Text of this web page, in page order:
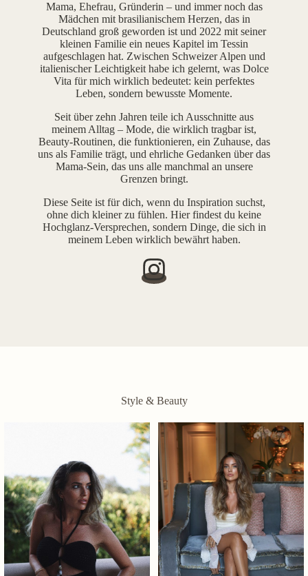
Mama, Ehefrau, Gründerin – und immer noch das
Mädchen mit brasilianischem Herzen, das in
Deutschland groß geworden ist und 2022 mit seiner
kleinen Familie ein neues Kapitel im Tessin
aufgeschlagen hat. Zwischen Schweizer Alpen und
italienischer Leichtigkeit habe ich gelernt, was Dolce
Vita für mich wirklich bedeutet: kein perfektes
Leben, sondern bewusste Momente.
Seit über zehn Jahren teile ich Ausschnitte aus
meinem Alltag – Mode, die wirklich tragbar ist,
Beauty-Routinen, die funktionieren, ein Zuhause, das
uns als Familie trägt, und ehrliche Gedanken über das
Mama-Sein, das uns alle manchmal an unsere
Grenzen bringt.
Diese Seite ist für dich, wenn du Inspiration suchst,
ohne dich kleiner zu fühlen. Hier findest du keine
Hochglanz-Versprechen, sondern Dinge, die sich in
meinem Leben wirklich bewährt haben.
Style & Beauty